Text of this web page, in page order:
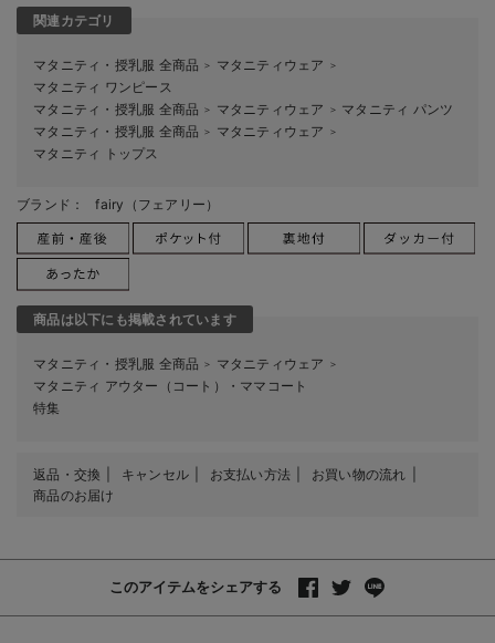
関連カテゴリ
マタニティ・授乳服 全商品 ＞ マタニティウェア ＞
マタニティ ワンピース
マタニティ・授乳服 全商品 ＞ マタニティウェア ＞ マタニティ パンツ
マタニティ・授乳服 全商品 ＞ マタニティウェア ＞
マタニティ トップス
ブランド： fairy（フェアリー）
商品は以下にも掲載されています
マタニティ・授乳服 全商品 ＞ マタニティウェア ＞
マタニティ アウター（コート）・ママコート
特集
返品・交換 キャンセル お支払い方法
お買い物の流れ
商品のお届け
このアイテムをシェアする